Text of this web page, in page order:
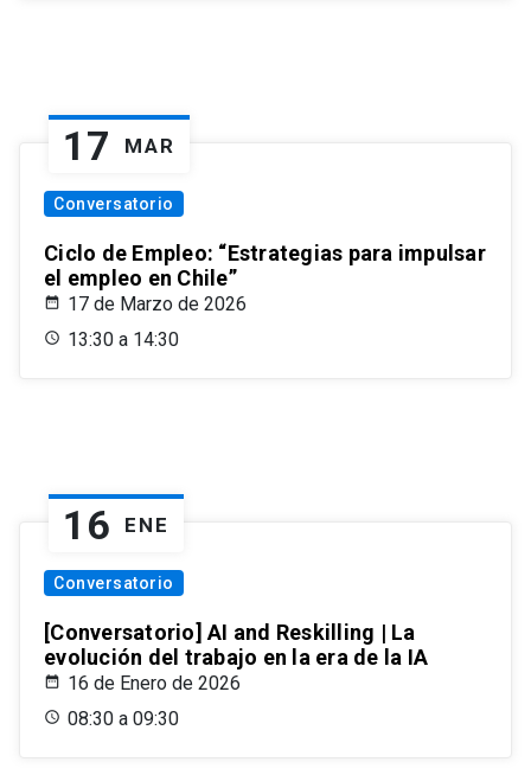
17 MAR
Conversatorio
Ciclo de Empleo: “Estrategias para impulsar
el empleo en Chile”
17 de Marzo de 2026
13:30 a 14:30
16 ENE
Conversatorio
[Conversatorio] AI and Reskilling | La
evolución del trabajo en la era de la IA
16 de Enero de 2026
08:30 a 09:30